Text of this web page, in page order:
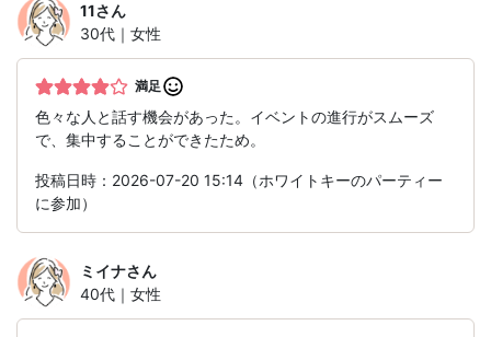
11さん
30代｜女性
満足
色々な人と話す機会があった。イベントの進行がスムーズ
で、集中することができたため。
投稿日時：2026-07-20 15:14（ホワイトキーのパーティー
に参加）
ミイナさん
40代｜女性